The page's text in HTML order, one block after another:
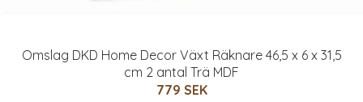
Omslag DKD Home Decor Växt Räknare 46,5 x 6 x 31,5
cm 2 antal Trä MDF
779 SEK